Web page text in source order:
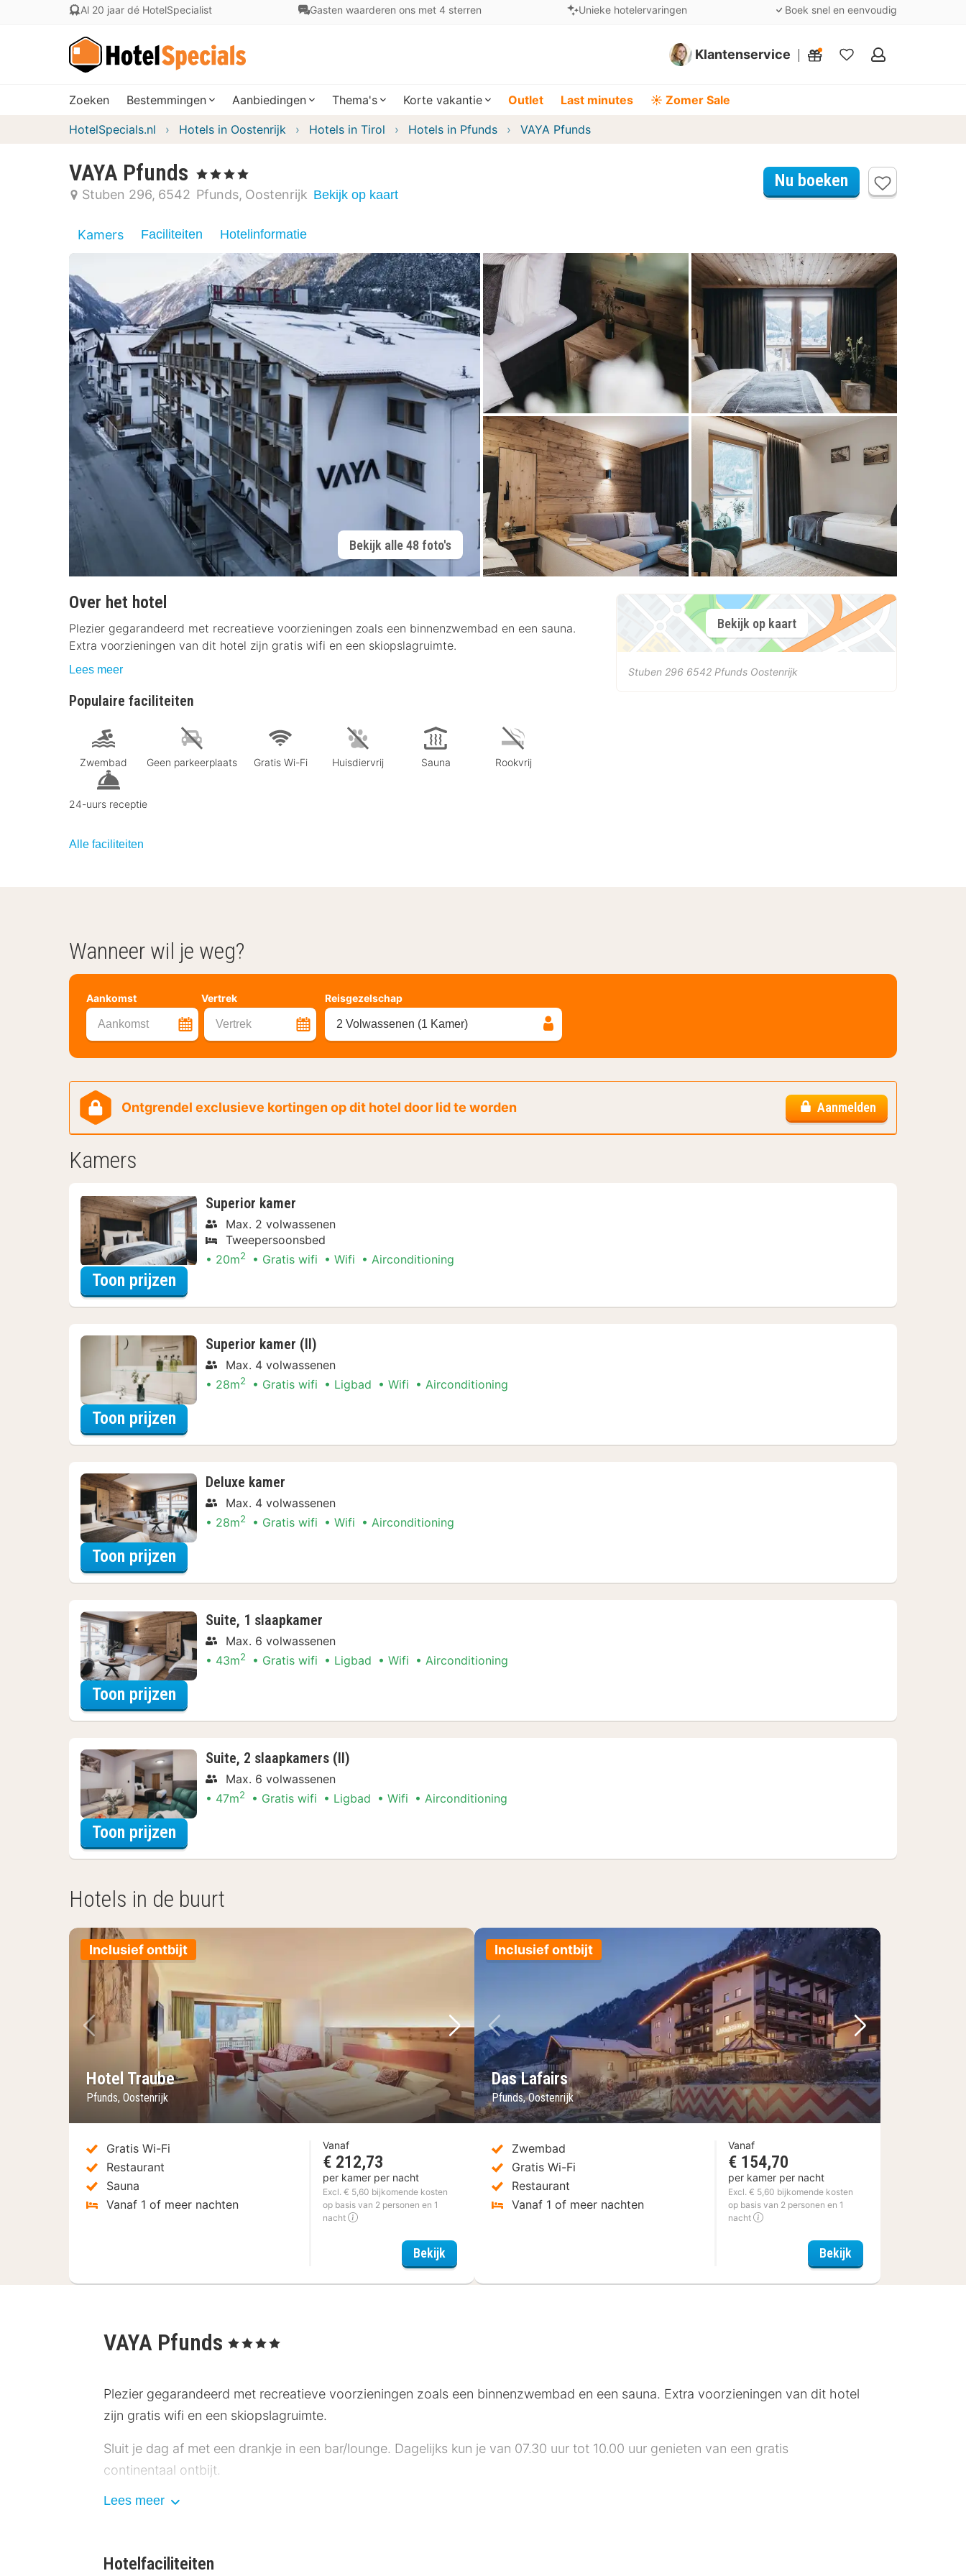
Al 20 jaar dé HotelSpecialist Gasten waarderen ons met 4 sterren Unieke hotelervaringen Boek snel en eenvoudig
Klantenservice
Mijn
Zoeken Bestemmingen Aanbiedingen Thema's Korte vakantie Outlet Last minutes ☀️ Zomer Sale
HotelSpecials.nl Hotels in Oostenrijk Hotels in Tirol Hotels in Pfunds VAYA Pfunds
VAYA Pfunds , 4 Sterren
Stuben 296 6542 Pfunds Oostenrijk Bekijk op kaart
Nu boeken
Kamers Faciliteiten Hotelinformatie
Bekijk alle 48 foto's
Over het hotel
Plezier gegarandeerd met recreatieve voorzieningen zoals een binnenzwembad en een sauna.
Extra voorzieningen van dit hotel zijn gratis wifi en een skiopslagruimte.
Lees meer
Populaire faciliteiten
Zwembad Geen parkeerplaats Gratis Wi-Fi Huisdiervrij Sauna Rookvrij
24-uurs receptie
Alle faciliteiten
Bekijk op kaart
Stuben 296 6542 Pfunds Oostenrijk
Wanneer wil je weg?
Aankomst Vertrek
Aankomst Vertrek
Reisgezelschap
2 Volwassenen (1 Kamer)
Ontgrendel exclusieve kortingen op dit hotel door lid te worden Aanmelden
Kamers
Superior kamer
Max. 2 volwassenen
Tweepersoonsbed
20m2 Gratis wifi Wifi Airconditioning
Toon prijzen
Superior kamer (II)
Max. 4 volwassenen
28m2 Gratis wifi Ligbad Wifi Airconditioning
Toon prijzen
Deluxe kamer
Max. 4 volwassenen
28m2 Gratis wifi Wifi Airconditioning
Toon prijzen
Suite, 1 slaapkamer
Max. 6 volwassenen
43m2 Gratis wifi Ligbad Wifi Airconditioning
Toon prijzen
Suite, 2 slaapkamers (II)
Max. 6 volwassenen
47m2 Gratis wifi Ligbad Wifi Airconditioning
Toon prijzen
Hotels in de buurt
Inclusief ontbijt
Vorige foto
Volgende foto
Hotel Traube
Pfunds, Oostenrijk
Gratis Wi-Fi
Restaurant
Sauna
Vanaf 1 of meer nachten
Vanaf
€ 212,73
per kamer per nacht
Excl. € 5,60 bijkomende kosten
op basis van 2 personen en 1
nacht
Bekijk
Inclusief ontbijt
Vorige foto
Volgende foto
Das Lafairs
Pfunds, Oostenrijk
Zwembad
Gratis Wi-Fi
Restaurant
Vanaf 1 of meer nachten
Vanaf
€ 154,70
per kamer per nacht
Excl. € 5,60 bijkomende kosten
op basis van 2 personen en 1
nacht
BekijkDas Lafairs
VAYA Pfunds , 4 Sterren
Plezier gegarandeerd met recreatieve voorzieningen zoals een binnenzwembad en een sauna. Extra voorzieningen van dit hotel
zijn gratis wifi en een skiopslagruimte.
Sluit je dag af met een drankje in een bar/lounge. Dagelijks kun je van 07.30 uur tot 10.00 uur genieten van een gratis
continentaal ontbijt.
Enkele van de voorzieningen zijn een bagageopslagruimte en een kluis bij de receptie. Ter plaatse heb je parkeerplaatsen.
kijkplezier. Badkamers beschikken over gratis toiletartikelen en haardrogers. Bij de voorzieningen horen een kluis en de kamers
Lees meer
Hotelfaciliteiten